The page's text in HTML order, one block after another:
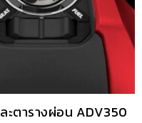
ะตารางผ่อน ADV350